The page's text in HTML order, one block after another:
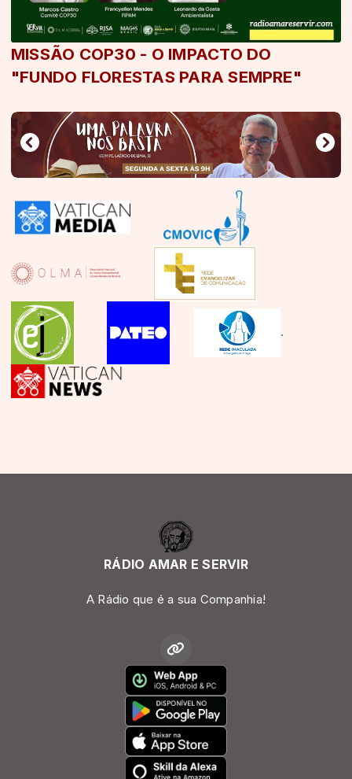
MISSÃO COP30 - O IMPACTO DO
"FUNDO FLORESTAS PARA SEMPRE"
.
RÁDIO AMAR E SERVIR
A Rádio que é a sua Companhia!